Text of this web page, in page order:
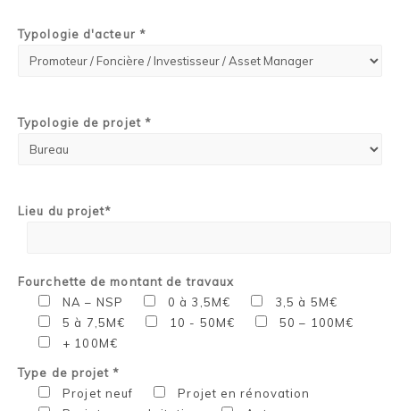
Typologie d'acteur *
Typologie de projet *
Lieu du projet*
Fourchette de montant de travaux
NA – NSP
0 à 3,5M€
3,5 à 5M€
5 à 7,5M€
10 - 50M€
50 – 100M€
+ 100M€
Type de projet *
Projet neuf
Projet en rénovation